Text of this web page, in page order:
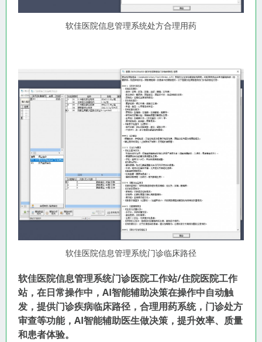
软佳医院信息管理系统处方合理用药
软佳医院信息管理系统门诊临床路径
软佳医院信息管理系统门诊医院工作站/住院医院工作
站，在日常操作中，AI智能辅助决策在操作中自动触
发，提供门诊疾病临床路径，合理用药系统，门诊处方
审查等功能，AI智能辅助医生做决策，提升效率、质量
和患者体验。